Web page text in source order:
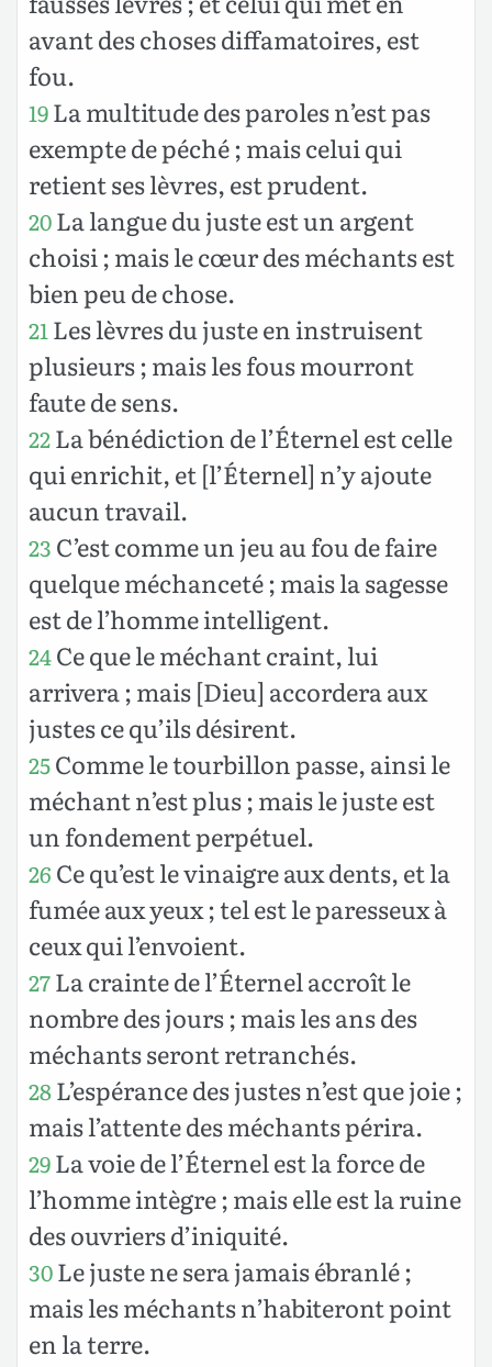
avant des choses diffamatoires, est
fou.
19La multitude des paroles n’est pas
exempte de péché ; mais celui qui
retient ses lèvres, est prudent.
20La langue du juste est un argent
choisi ; mais le cœur des méchants est
bien peu de chose.
21 Les lèvres du juste en instruisent
plusieurs ; mais les fous mourront
faute de sens.
22La bénédiction de l’Éternel est celle
qui enrichit, et [l’Éternel] n’y ajoute
aucun travail.
23 C’est comme un jeu au fou de faire
quelque méchanceté ; mais la sagesse
est de l’homme intelligent.
24Ce que le méchant craint, lui
arrivera ; mais [Dieu] accordera aux
justes ce qu’ils désirent.
25Comme le tourbillon passe, ainsi le
méchant n’est plus ; mais le juste est
un fondement perpétuel.
26 Ce qu’est le vinaigre aux dents, et la
fumée aux yeux ; tel est le paresseux à
ceux qui l’envoient.
27La crainte de l’Éternel accroît le
nombre des jours ; mais les ans des
méchants seront retranchés.
28L’espérance des justes n’est que joie ;
mais l’attente des méchants périra.
29La voie de l’Éternel est la force de
l’homme intègre ; mais elle est la ruine
des ouvriers d’iniquité.
30Le juste ne sera jamais ébranlé ;
mais les méchants n’habiteront point
en la terre.